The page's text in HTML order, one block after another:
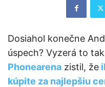
Dosiahol konečne
úspech? Vyzerá to
Phonearena zistil, že
kúpite za najlepšiu